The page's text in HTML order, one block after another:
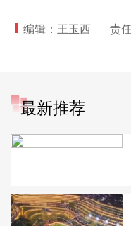
编辑：王玉西 责
最新推荐